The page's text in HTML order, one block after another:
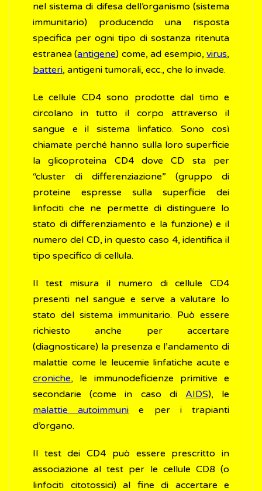
nel sistema di difesa dell’organismo (sistema
immunitario) producendo una risposta
specifica per ogni tipo di sostanza ritenuta
estranea (antigene) come, ad esempio,virus,
batteri, antigeni tumorali, ecc., che lo invade.
Le cellule CD4 sono prodotte dal timo e
circolano in tutto il corpo attraverso il
sangue e il sistema linfatico. Sono così
chiamate perché hanno sulla loro superficie
la glicoproteina CD4 dove CD sta per
“cluster di differenziazione” (gruppo di
proteine espresse sulla superficie dei
linfociti che ne permette di distinguere lo
stato di differenziamento e la funzione) e il
numero del CD, in questo caso 4, identifica il
tipo specifico di cellula.
Il test misura il numero di cellule CD4
presenti nel sangue e serve a valutare lo
stato del sistema immunitario. Può essere
richiesto anche per accertare
(diagnosticare) la presenza e l’andamento di
malattie come le leucemie linfatiche acute e
croniche, le immunodeficienze primitive e
secondarie (come in caso di AIDS), le
malattie autoimmuni e per i trapianti
d’organo.
Il test dei CD4 può essere prescritto in
associazione al test per le cellule CD8 (o
linfociti citotossici) al fine di accertare e